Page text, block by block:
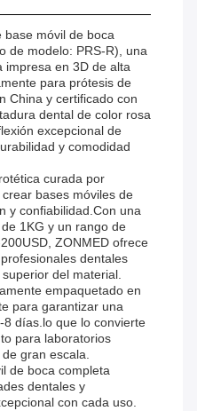
base móvil de boca
de modelo: PRS-R), una
impresa en 3D de alta
para prótesis de
China y certificado con
dental de color rosa
excepcional de
y comodidad
curada por
bases móviles de
y confiabilidad.Con una
1KG y un rango de
ZONMED ofrece
dentales
del material.
empaquetado en
para garantizar una
días.lo que lo convierte
para laboratorios
gran escala.
de boca completa
dentales y
con cada uso.